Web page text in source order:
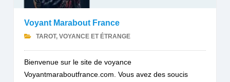
Voyant Marabout France
TAROT, VOYANCE ET ÉTRANGE
Bienvenue sur le site de voyance
Voyantmaraboutfrance.com. Vous avez des soucis